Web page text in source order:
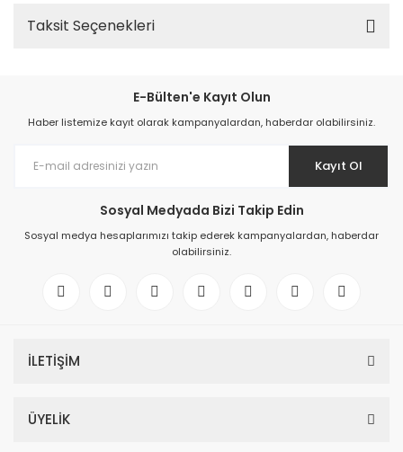
Taksit Seçenekleri
E-Bülten'e Kayıt Olun
Haber listemize kayıt olarak kampanyalardan, haberdar olabilirsiniz.
Kayıt Ol
Sosyal Medyada Bizi Takip Edin
Sosyal medya hesaplarımızı takip ederek kampanyalardan, haberdar
olabilirsiniz.
İLETİŞİM
ÜYELİK